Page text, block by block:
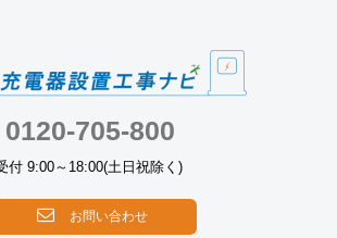
0120-705-800
付 9:00～18:00(土日祝除く)
お問い合わせ